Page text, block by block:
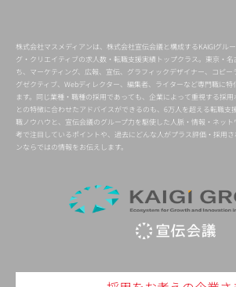
株式会社マスメディアンは、株式会社宣伝会議と構成するKAIGIグル
グ・クリエイティブの求人数・転職支援実績トップクラス。東京・
ち、マーケティング、広報、宣伝、グラフィックデザイナー、コピ
グゼクティブ、Webディレクター、編集者、ライターなど専門職に
ます。同じ業種・職種の採用であっても、企業によって重視する採
との特徴に合わせたアドバイスができるのも、6万人を超える転職支
職ノウハウと、宣伝会議のグループ力を駆使した人脈・情報・ネッ
考で注目しているポイントや、過去にどんな人がプラス評価・採用
ンならではの情報をお伝えします。